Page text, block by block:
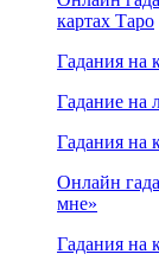
картах Таро
Гадания на
Гадание на
Гадания на
Онлайн
мне»
Гадания на